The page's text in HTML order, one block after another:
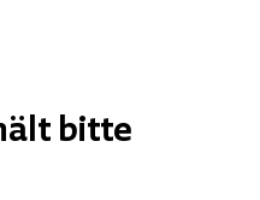
bitte